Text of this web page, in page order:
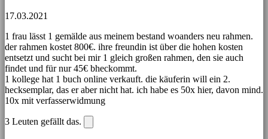
17.03.2021
1 frau lässt 1 gemälde aus meinem bestand woanders neu rahmen.
der rahmen kostet 800€. ihre freundin ist über die hohen kosten
entsetzt und sucht bei mir 1 gleich großen rahmen, den sie auch
findet und für nur 45€ bheckommt.
1 kollege hat 1 buch online verkauft. die käuferin will ein 2.
hecksemplar, das er aber nicht hat. ich habe es 50x hier, davon mind.
10x mit verfasserwidmung
3 Leuten gefällt das.